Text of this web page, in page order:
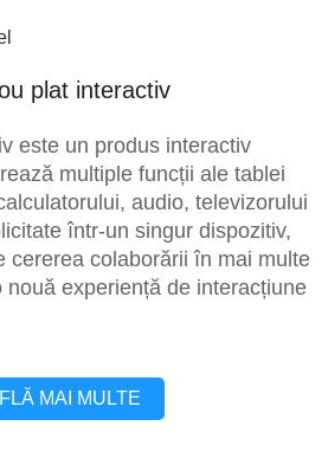
plat interactiv
este un produs interactiv
multiple funcții ale tablei
audio, televizorului
într-un singur dispozitiv,
cererea colaborării în mai multe
experiență de interacțiune
MAI MULTE